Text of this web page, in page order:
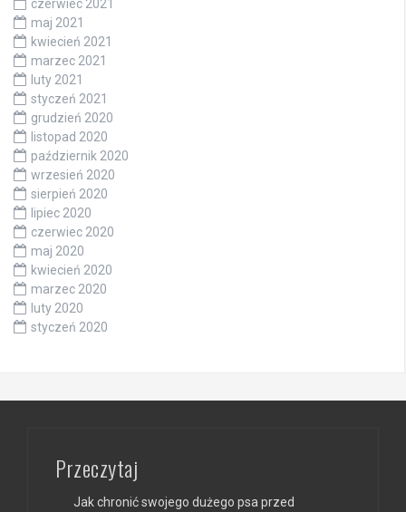
czerwiec 2021
maj 2021
kwiecień 2021
marzec 2021
luty 2021
styczeń 2021
grudzień 2020
listopad 2020
październik 2020
wrzesień 2020
sierpień 2020
lipiec 2020
czerwiec 2020
maj 2020
kwiecień 2020
marzec 2020
luty 2020
styczeń 2020
Przeczytaj
Jak chronić swojego dużego psa przed